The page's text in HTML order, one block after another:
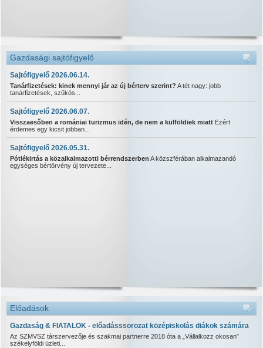
Gazdasági sajtófigyelő
Sajtófigyelő 2026.06.14.
Tanárfizetések: kinek mennyi jár az új bérterv szerint? A tét nagy: jobb
tanárfizetések, szűkös...
Sajtófigyelő 2026.06.07.
Visszaesőben a romániai turizmus idén, de nem a külföldiek miatt Ezért
érdemes egy kicsit jobban...
Sajtófigyelő 2026.05.31.
Pótlékirtás a közalkalmazotti bérrendszerben A közszférában alkalmazandó
egységes bértörvény új tervezete...
Előadások
Gazdaság & FIATALOK - előadásssorozat középiskolás diákok számára
Az SZMVSZ társzervezője és szakmai partnerre 2018 óta a „Vállalkozz okosan”
székelyföldi üzleti...